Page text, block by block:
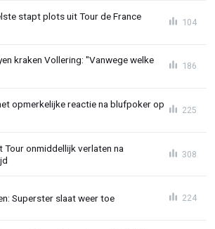
stapt plots uit Tour de France
104
kraken Vollering: "Vanwege welke
186
opmerkelijke reactie na blufpoker op
225
Tour onmiddellijk verlaten na
308
Superster slaat weer toe 224